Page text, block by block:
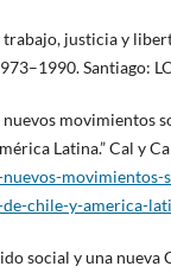
justicia y
Santiago:
movimientos
Latina.” Cal y
movimientos-
chile-y-america-
social y una